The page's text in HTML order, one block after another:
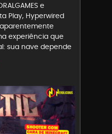
e
Play, Hyperwired
experiência que
sua nave depende